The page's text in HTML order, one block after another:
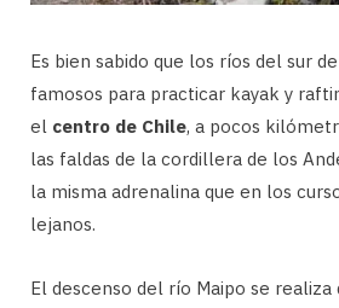
Es bien sabido que los ríos del sur
famosos para practicar kayak y
el centro de Chile, a pocos
las faldas de la cordillera de los
la misma adrenalina que en los
lejanos.
El descenso del río Maipo se realiza